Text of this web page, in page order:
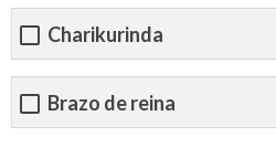
Charikurinda
Brazo de reina